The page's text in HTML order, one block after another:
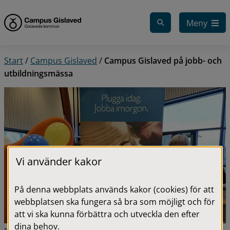
Meny
Start/ Campus Gislaved / Campus Gislaved på jobb- och
utbildningsmässa
Vi använder kakor
På denna webbplats används kakor (cookies) för att
webbplatsen ska fungera så bra som möjligt och för
att vi ska kunna förbättra och utveckla den efter
dina behov.